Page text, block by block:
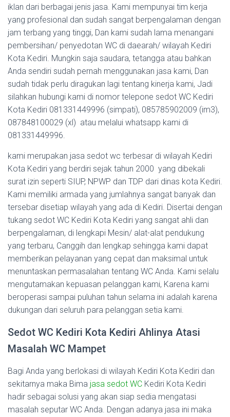
iklan dari berbagai jenis jasa. Kami mempunyai tim kerja
yang profesional dan sudah sangat berpengalaman dengan
jam terbang yang tinggi, Dan kami sudah lama menangani
pembersihan/ penyedotan WC di daearah/ wilayah Kediri
Kota Kediri. Mungkin saja saudara, tetangga atau bahkan
Anda sendiri sudah pernah menggunakan jasa kami, Dan
sudah tidak perlu diragukan lagi tentang kinerja kami, Jadi
silahkan hubungi kami di nomor telepone sedot WC Kediri
Kota Kediri 081331449996 (simpati), 085785902009 (im3),
087848100029 (xl) atau melalui whatsapp kami di
081331449996.
kami merupakan jasa sedot wc terbesar di wilayah Kediri
Kota Kediri yang berdiri sejak tahun 2000 yang dibekali
surat izin seperti SIUP, NPWP dan TDP dari dinas kota Kediri.
Kami memiliki armada yang jumlahnya sangat banyak dan
tersebar disetiap wilayah yang ada di Kediri. Disertai dengan
tukang sedot WC Kediri Kota Kediri yang sangat ahli dan
berpengalaman, di lengkapi Mesin/ alat-alat pendukung
yang terbaru, Canggih dan lengkap sehingga kami dapat
memberikan pelayanan yang cepat dan maksimal untuk
menuntaskan permasalahan tentang WC Anda. Kami selalu
mengutamakan kepuasan pelanggan kami, Karena kami
beroperasi sampai puluhan tahun selama ini adalah karena
dukungan dari seluruh para pelanggan setia kami.
Sedot WC Kediri Kota Kediri Ahlinya Atasi
Masalah WC Mampet
Bagi Anda yang berlokasi di wilayah Kediri Kota Kediri dan
sekitarnya maka Bima jasa sedot WC Kediri Kota Kediri
hadir sebagai solusi yang akan siap sedia mengatasi
masalah seputar WC Anda. Dengan adanya jasa ini maka